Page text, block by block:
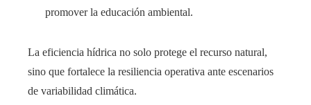
promover la educación ambiental.
La eficiencia hídrica no solo protege el recurso natural,
sino que fortalece la resiliencia operativa ante escenarios
de variabilidad climática.